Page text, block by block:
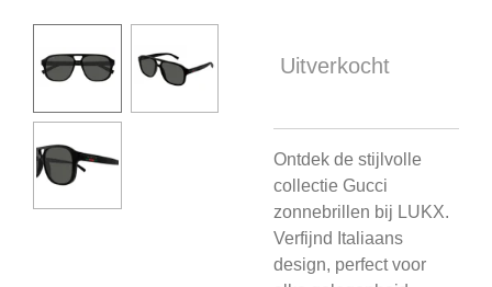
Uitverkocht
Ontdek de stijlvolle
collectie Gucci
zonnebrillen bij LUKX.
Verfijnd Italiaans
design, perfect voor